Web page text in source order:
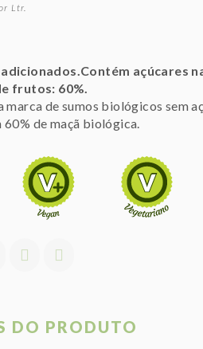
Ltr.
adicionados.Contém açúcares
frutos: 60%.
marca de sumos biológicos sem
60% de maçã biológica.
DO PRODUTO